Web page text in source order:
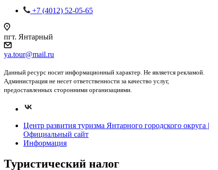
+7 (4012) 52-05-65
пгт. Янтарный
ya.tour@mail.ru
Данный ресурс носит информационный характер. Не является рекламой.
Администрация не несет ответственности за качество услуг,
предоставленных сторонними организациями.
Центр развития туризма Янтарного городского округа |
Официальный сайт
Информация
Туристический налог